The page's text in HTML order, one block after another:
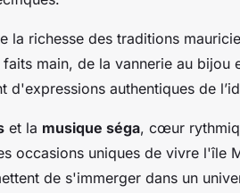
la richesse des traditions
main, de la vannerie au bijou
d'expressions authentiques de
et la musique séga, cœur
occasions uniques de vivre l'île
de s'immerger dans un